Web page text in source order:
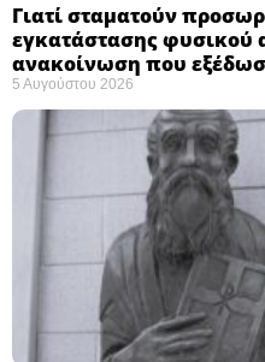
Γιατί σταματούν
εγκατάστασης φυσικού
ανακοίνωση που
5 Αυγούστου 2026